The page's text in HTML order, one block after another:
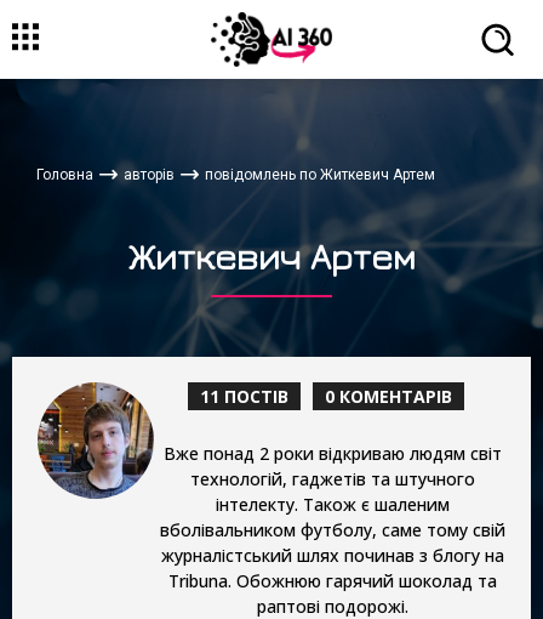
Головна авторів повідомлень по Житкевич Артем
Житкевич Артем
11 ПОСТІВ 0 КОМЕНТАРІВ
Вже понад 2 роки відкриваю людям світ
технологій, гаджетів та штучного
інтелекту. Також є шаленим
вболівальником футболу, саме тому свій
журналістський шлях починав з блогу на
Tribuna. Обожнюю гарячий шоколад та
раптові подорожі.